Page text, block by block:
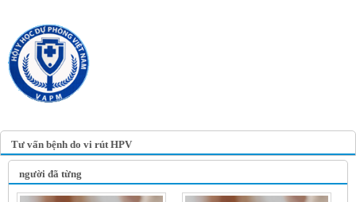
Tư vấn bệnh do vi rút HPV
người đã từng